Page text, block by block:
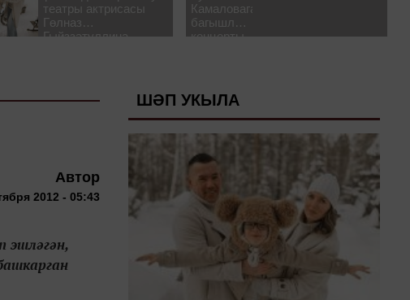
театры актрисасы
Гөлназ
Гыйззәтуллина-
Камаловага
багышлау
концерты
Автор
2012 - 05:43
эшләгән,
ШӘП УКЫЛА